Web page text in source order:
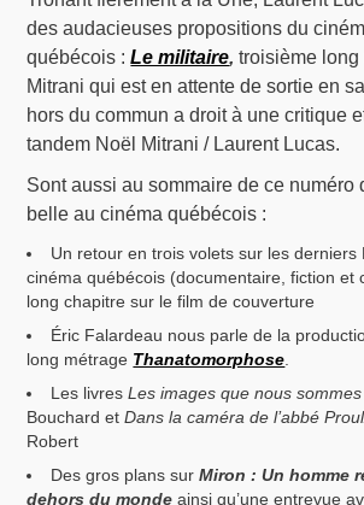
des audacieuses propositions du
québécois :Le militaire, troisième long
Mitrani qui est en attente de sortie en
hors du commun a droit à une critique
tandem Noël Mitrani / Laurent Lucas.
Sont aussi au sommaire de ce numéro
belle au cinéma québécois :
Un retour en trois volets sur les derniers
cinéma québécois (documentaire, fiction et
long chapitre sur le film de couverture
Éric Falardeau nous parle de la
long métrage Thanatomorphose
Les livres Les images que nous sommes
Bouchard etDans la caméra de l’abbé
Robert
Des gros plans sur Miron : Un homme
dehors du monde ainsi qu’une entrevue